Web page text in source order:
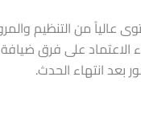
عالياً من التنظيم
الاعتماد على فرق
بعد انتهاء الحدث.